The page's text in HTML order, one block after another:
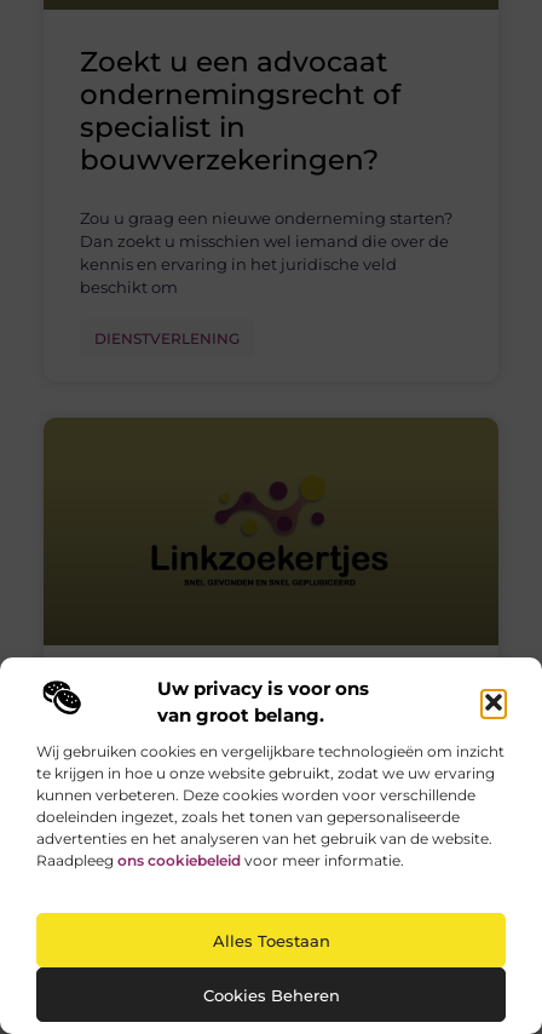
Uw privacy is voor ons
van groot belang.
Wij gebruiken cookies en vergelijkbare technologieën om inzicht
te krijgen in hoe u onze website gebruikt, zodat we uw ervaring
kunnen verbeteren. Deze cookies worden voor verschillende
doeleinden ingezet, zoals het tonen van gepersonaliseerde
advertenties en het analyseren van het gebruik van de website.
Raadpleeg ons cookiebeleid voor meer informatie.
Alles Toestaan
Cookies Beheren
Zoekt u een advocaat
ondernemingsrecht of
specialist in
bouwverzekeringen?
Zou u graag een nieuwe onderneming starten?
Dan zoekt u misschien wel iemand die over de
kennis en ervaring in het juridische veld
beschikt om
DIENSTVERLENING
Huur de geschikte tent en
organiseer een feilloos
feest of evenement
Bij een feest of evenement ga je al vrij snel
kijken naar goede feesttenten om te huren. Je
wilt iets kiezen dat perfect past binnen
DIENSTVERLENING